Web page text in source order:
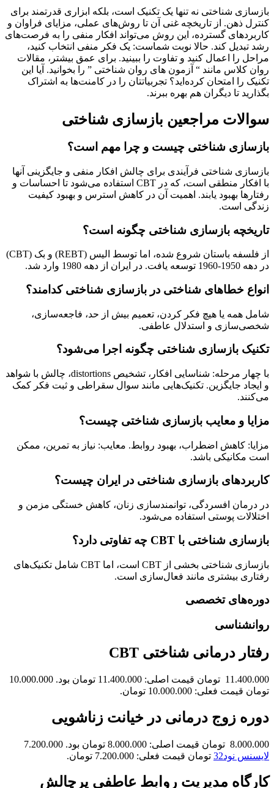
بازسازی شناختی نه تنها یک تکنیک است، بلکه ابزاری قدرتمند برای
کنترل ذهن. از تاریخچه غنی آن تا روش‌های عملی، مزایای فراوان و
کاربردهای گسترده، این روش می‌تواند افکار منفی را به فرصت‌های
رشد تبدیل کند. حالا نوبت شماست: یک فکر منفی انتخاب کنید،
مراحل را اعمال کنید و تفاوت را ببینید. برای عمق بیشتر، مقالات
روان کلاس مانند “ آزمون‌ های روان‌ شناختی ” را بخوانید. آیا این
تکنیک را امتحان کرده‌اید؟ تجربیاتتان را در کامنت‌ها به اشتراک
بگذارید تا دیگران هم بهره ببرند.
سوالات مراجعین بازسازی شناختی
بازسازی شناختی چیست و چرا مهم است؟
بازسازی شناختی فرآیندی برای چالش افکار منفی و جایگزینی آنها
با افکار منطقی است، که در CBT استفاده می‌شود تا احساسات و
رفتارها بهبود یابند. اهمیت آن در کاهش استرس و بهبود کیفیت
زندگی است.
تاریخچه بازسازی شناختی چگونه است؟
از فلسفه باستان شروع شده، اما توسط الیس (REBT) و بک (CBT)
در دهه 1950-1960 توسعه یافت. در ایران از دهه 1980 وارد شد.
انواع خطاهای شناختی در بازسازی شناختی کدامند؟
شامل همه یا هیچ فکر کردن، تعمیم بیش از حد، فاجعه‌سازی،
شخصی‌سازی و استدلال عاطفی.
تکنیک بازسازی شناختی چگونه اجرا می‌شود؟
با چهار مرحله: شناسایی افکار، تشخیص distortions، چالش با شواهد
و ایجاد جایگزین. تکنیک‌هایی مانند سوال سقراطی و ثبت فکر کمک
می‌کنند.
مزایا و معایب بازسازی شناختی چیست؟
مزایا: کاهش اضطراب، بهبود روابط. معایب: نیاز به تمرین، ممکن
است مکانیکی باشد.
کاربردهای بازسازی شناختی در ایران چیست؟
در درمان افسردگی، توانمندسازی زنان، کاهش خستگی مزمن و
اختلالات پوستی استفاده می‌شود.
بازسازی شناختی با CBT چه تفاوتی دارد؟
بازسازی شناختی بخشی از CBT است، اما CBT شامل تکنیک‌های
رفتاری بیشتری مانند فعال‌سازی است.
دوره‌های تخصصی
روانشناسی
رفتار درمانی شناختی CBT
تومان قیمت فعلی: 10.000.000 تومان.
دوره زوج‌ درمانی در خیانت زناشویی
8.000.000 تومان قیمت اصلی: 8.000.000 تومان بود. 7.200.000
لایسنس نود32
تومان قیمت فعلی: 7.200.000 تومان.
کارگاه مدیریت روابط عاطفی پرچالش